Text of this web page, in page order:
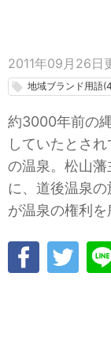
2011年09月26日
local_offer 地域ブランド用語
約3000年前の
していたとさ
の温泉。松山
に、道後温泉
が温泉の権利を